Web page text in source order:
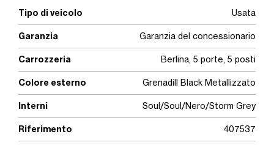
Tipo di veicolo Usata
Garanzia Garanzia del concessionario
Carrozzeria Berlina, 5 porte, 5 posti
Colore esterno Grenadill Black Metallizzato
Interni Soul/Soul/Nero/Storm Grey
Riferimento 407537